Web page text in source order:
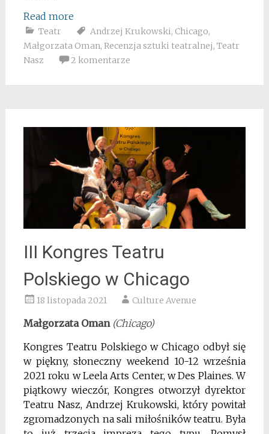
Read more
Teatr Andrzej Krukowski, Chicago,
Małgorzata Oman, Recenzja sztuki teatralnej, Teatr
Nasz
2 komentarze
III Kongres Teatru
Polskiego w Chicago
18 listopada 2021 Culture Avenue
Małgorzata Oman (Chicago)
Kongres Teatru Polskiego w Chicago odbył się
w piękny, słoneczny weekend 10-12 września
2021 roku w Leela Arts Center, w Des Plaines. W
piątkowy wieczór, Kongres otworzył dyrektor
Teatru Nasz, Andrzej Krukowski, który powitał
zgromadzonych na sali miłośników teatru. Była